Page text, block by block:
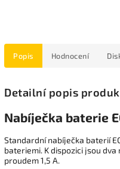
Popis Hodnocení
Detailní popis
Nabíječka baterie
Standardní nabíječka baterií
bateriemi. K dispozici jsou
proudem 1,5 A.